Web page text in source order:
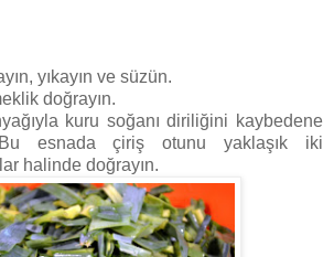
yıkayın ve süzün.
doğrayın.
kuru soğanı diriliğini kaybedene
esnada çiriş otunu yaklaşık iki
halinde doğrayın.